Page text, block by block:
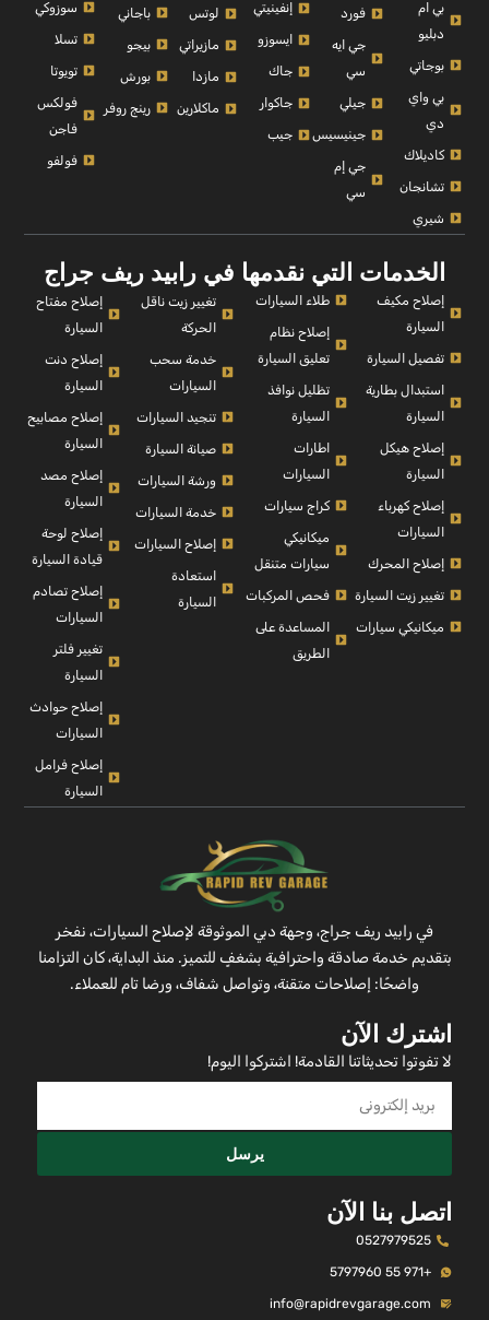
بي ام
دبليو
بوجاتي
بي واي
دي
كاديلاك
تشانجان
شيري
فورد
جي ايه
سي
جيلي
جينيسيس
جي إم
سي
إنفينيتي
ايسوزو
جاك
جاكوار
جيب
لوتس
مازيراتي
مازدا
ماكلارين
باجاني
بيجو
بورش
رينج روفر
سوزوكي
تسلا
تويوتا
فولكس
فاجن
فولفو
الخدمات التي نقدمها في رابيد ريف جراج
إصلاح مكيف
السيارة
تفصيل السيارة
استبدال بطارية
السيارة
إصلاح هيكل
السيارة
إصلاح كهرباء
السيارات
إصلاح المحرك
تغيير زيت السيارة
ميكانيكي سيارات
طلاء السيارات
إصلاح نظام
تعليق السيارة
تظليل نوافذ
السيارة
اطارات
السيارات
كراج سيارات
ميكانيكي
سيارات متنقل
فحص المركبات
المساعدة على
الطريق
تغيير زيت ناقل
الحركة
خدمة سحب
السيارات
تنجيد السيارات
صيانة السيارة
ورشة السيارات
خدمة السيارات
إصلاح السيارات
استعادة
السيارة
إصلاح مفتاح
السيارة
إصلاح دنت
السيارة
إصلاح مصابيح
السيارة
إصلاح مصد
السيارة
إصلاح لوحة
قيادة السيارة
إصلاح تصادم
السيارات
تغيير فلتر
السيارة
إصلاح حوادث
السيارات
إصلاح فرامل
السيارة
في رابيد ريف جراج، وجهة دبي الموثوقة لإصلاح السيارات، نفخر
بتقديم خدمة صادقة واحترافية بشغفٍ للتميز. منذ البداية، كان التزامنا
واضحًا: إصلاحات متقنة، وتواصل شفاف، ورضا تام للعملاء.
اشترك الآن
لا تفوتوا تحديثاتنا القادمة! اشتركوا اليوم!
يرسل
اتصل بنا الآن
0527979525
+971 55 5797960
info@rapidrevgarage.com